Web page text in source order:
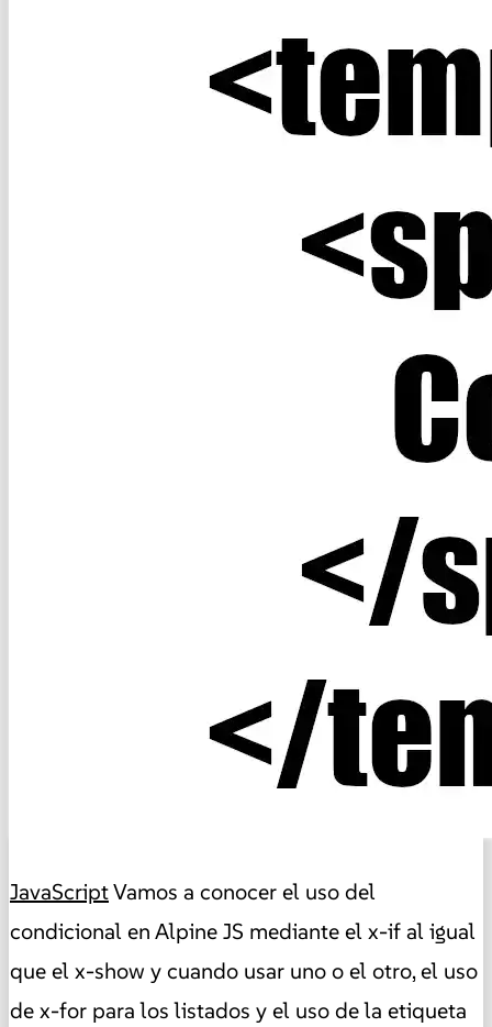
JavaScriptVamos a conocer el uso del
condicional en Alpine JS mediante el x-if al igual
que el x-show y cuando usar uno o el otro, el uso
de x-for para los listados y el uso de la etiqueta